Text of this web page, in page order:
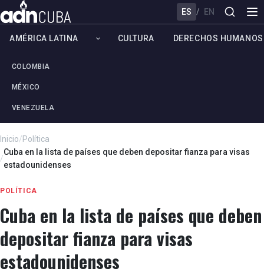
ES / EN
AMÉRICA LATINA
COLOMBIA
MÉXICO
VENEZUELA
CULTURA DERECHOS HUMANOS
Inicio/Política
/
Cuba en la lista de países que deben depositar fianza para visas
estadounidenses
POLÍTICA
Cuba en la lista de países que deben
depositar fianza para visas
estadounidenses